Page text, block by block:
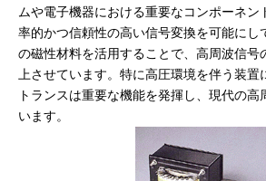
ムや電子機器における重要なコンポーネン
率的かつ信頼性の高い信号変換を可能にし
の磁性材料を活用することで、高周波信号
上させています。特に高圧環境を伴う装
トランスは重要な機能を発揮し、現代の高
います。